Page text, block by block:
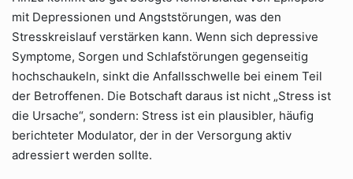
mit Depressionen und Angststörungen, was den
Stresskreislauf verstärken kann. Wenn sich depressive
Symptome, Sorgen und Schlafstörungen gegenseitig
hochschaukeln, sinkt die Anfallsschwelle bei einem Teil
der Betroffenen. Die Botschaft daraus ist nicht „Stress ist
die Ursache“, sondern: Stress ist ein plausibler, häufig
berichteter Modulator, der in der Versorgung aktiv
adressiert werden sollte.